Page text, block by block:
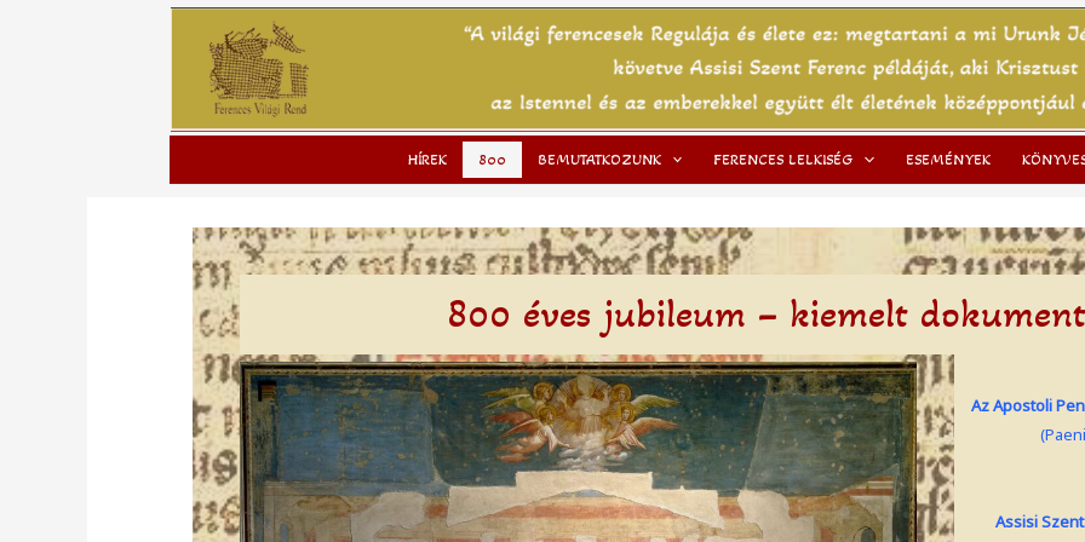
HÍREK 800 BEMUTATKOZUNK FERENCES LELKISÉG ESEMÉNYEK
800 éves jubileum – kiemelt
Az Apostoli
Assisi